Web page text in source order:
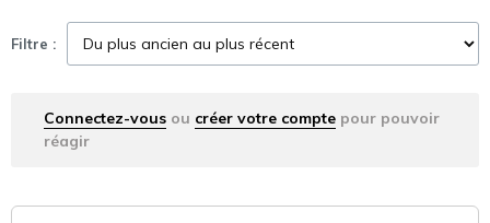
Filtre :
Connectez-vous ou créer votre compte pour pouvoir
réagir